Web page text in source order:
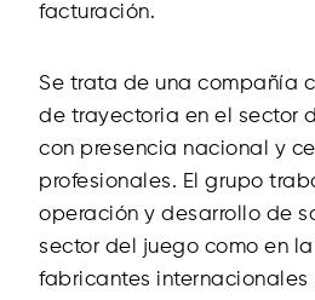
facturación.
Se trata de una compañía
de trayectoria en el sector
con presencia nacional y
profesionales. El grupo
operación y desarrollo de
sector del juego como en
fabricantes internacionales